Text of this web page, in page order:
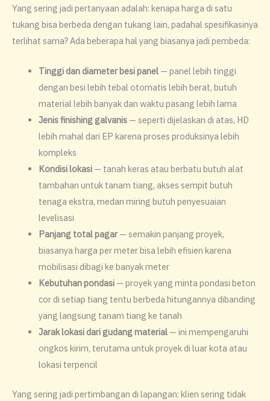
Yang sering jadi pertanyaan adalah: kenapa harga di satu
tukang bisa berbeda dengan tukang lain, padahal spesifikasinya
terlihat sama? Ada beberapa hal yang biasanya jadi pembeda:
Tinggi dan diameter besi panel— panel lebih tinggi
dengan besi lebih tebal otomatis lebih berat, butuh
material lebih banyak dan waktu pasang lebih lama
Jenis finishing galvanis— seperti dijelaskan di atas, HD
lebih mahal dari EP karena proses produksinya lebih
kompleks
Kondisi lokasi— tanah keras atau berbatu butuh alat
tambahan untuk tanam tiang, akses sempit butuh
tenaga ekstra, medan miring butuh penyesuaian
levelisasi
Panjang total pagar— semakin panjang proyek,
biasanya harga per meter bisa lebih efisien karena
mobilisasi dibagi ke banyak meter
Kebutuhan pondasi— proyek yang minta pondasi beton
cor di setiap tiang tentu berbeda hitungannya dibanding
yang langsung tanam tiang ke tanah
Jarak lokasi dari gudang material— ini mempengaruhi
ongkos kirim, terutama untuk proyek di luar kota atau
lokasi terpencil
Yang sering jadi pertimbangan di lapangan: klien sering tidak